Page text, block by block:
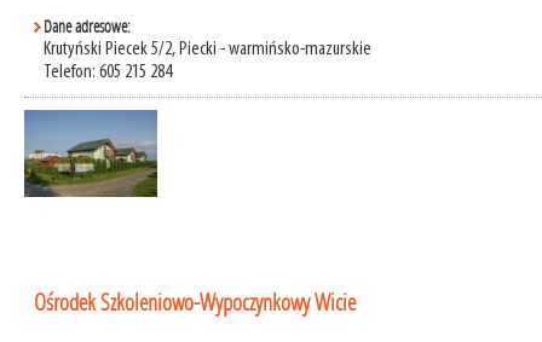
Dane adresowe:
Krutyński Piecek 5/2, Piecki - warmińsko-mazurskie
Telefon: 605 215 284
Ośrodek Szkoleniowo-Wypoczynkowy Wicie